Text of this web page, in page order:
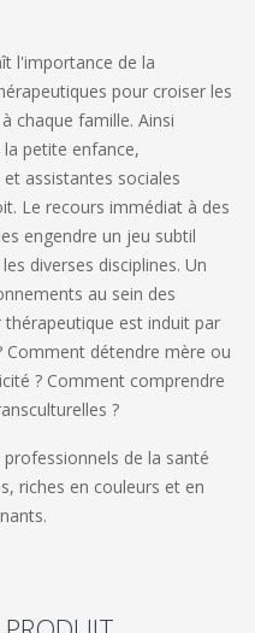
l'importance de la
pour croiser les
chaque famille. Ainsi
petite enfance,
assistantes sociales
Le recours immédiat à des
engendre un jeu subtil
diverses disciplines. Un
au sein des
thérapeutique est induit par
Comment détendre mère ou
? Comment comprendre
?
de la santé
riches en couleurs et en